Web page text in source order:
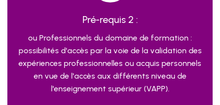
Pré-requis 2 :
ou Professionnels du domaine de formation :
possibilités d'accès par la voie de la validation des
expériences professionnelles ou acquis personnels
en vue de l'accès aux différents niveau de
l'enseignement supérieur (VAPP).